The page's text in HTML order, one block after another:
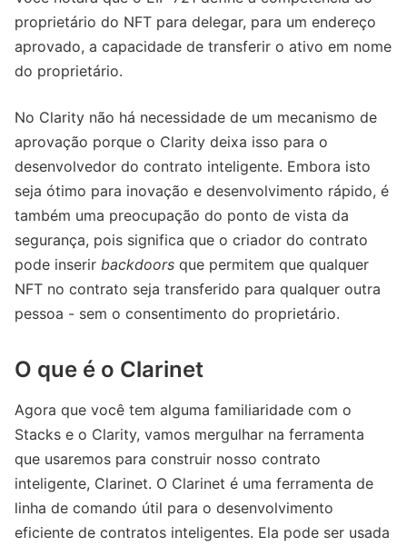
proprietário do NFT para delegar, para um endereço
aprovado, a capacidade de transferir o ativo em nome
do proprietário.
No Clarity não há necessidade de um mecanismo de
aprovação porque o Clarity deixa isso para o
desenvolvedor do contrato inteligente. Embora isto
seja ótimo para inovação e desenvolvimento rápido, é
também uma preocupação do ponto de vista da
segurança, pois significa que o criador do contrato
pode inserir backdoors que permitem que qualquer
NFT no contrato seja transferido para qualquer outra
pessoa - sem o consentimento do proprietário.
O que é o Clarinet
Agora que você tem alguma familiaridade com o
Stacks e o Clarity, vamos mergulhar na ferramenta
que usaremos para construir nosso contrato
inteligente, Clarinet. O Clarinet é uma ferramenta de
linha de comando útil para o desenvolvimento
eficiente de contratos inteligentes. Ela pode ser usada